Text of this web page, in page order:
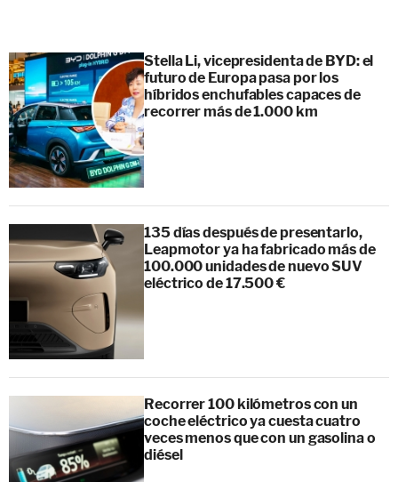
Stella Li, vicepresidenta de BYD: el
futuro de Europa pasa por los
híbridos enchufables capaces de
recorrer más de 1.000 km
135 días después de presentarlo,
Leapmotor ya ha fabricado más de
100.000 unidades de nuevo SUV
eléctrico de 17.500 €
Recorrer 100 kilómetros con un
coche eléctrico ya cuesta cuatro
veces menos que con un gasolina o
diésel